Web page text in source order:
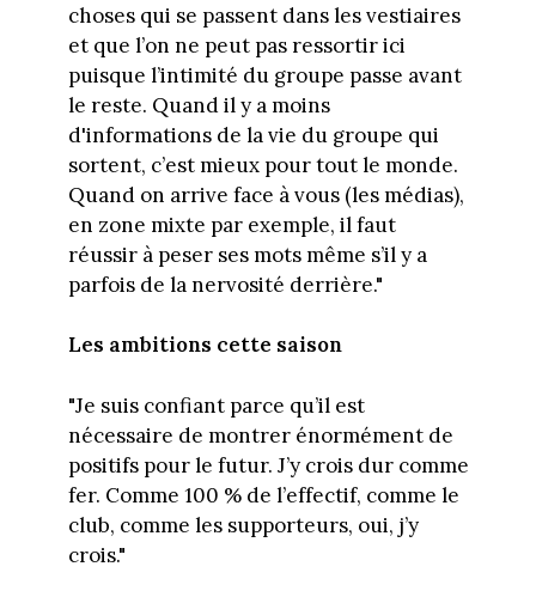
choses qui se passent dans les vestiaires
et que l’on ne peut pas ressortir ici
puisque l’intimité du groupe passe avant
le reste. Quand il y a moins
d'informations de la vie du groupe qui
sortent, c’est mieux pour tout le monde.
Quand on arrive face à vous (les médias),
en zone mixte par exemple, il faut
réussir à peser ses mots même s’il y a
parfois de la nervosité derrière."
Les ambitions cette saison
"Je suis confiant parce qu’il est
nécessaire de montrer énormément de
positifs pour le futur. J’y crois dur comme
fer. Comme 100 % de l’effectif, comme le
club, comme les supporteurs, oui, j’y
crois."